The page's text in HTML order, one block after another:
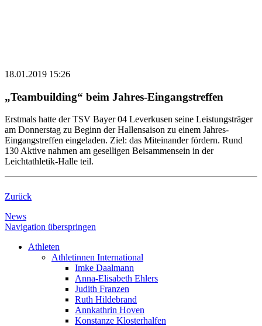
18.01.2019 15:26
„Teambuilding“ beim Jahres-Eingangstreffen
Erstmals hatte der TSV Bayer 04 Leverkusen seine Leistungsträger
am Donnerstag zu Beginn der Hallensaison zu einem Jahres-
Eingangstreffen eingeladen. Ziel: das Miteinander fördern. Rund
130 Aktive nahmen am geselligen Beisammensein in der
Leichtathletik-Halle teil.
Zurück
News
Navigation überspringen
Athleten
Athletinnen International
Imke Daalmann
Anna-Elisabeth Ehlers
Judith Franzen
Ruth Hildebrand
Annkathrin Hoven
Konstanze Klosterhalfen